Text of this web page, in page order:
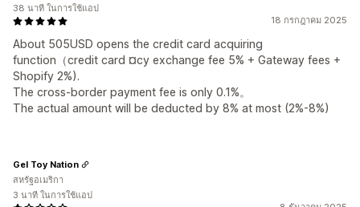
18 กรกฎาคม 2025
About 505USD opens the credit card acquiring
function（credit card ¤cy exchange fee 5% + Gateway fees +
Shopify 2%).
The cross-border payment fee is only 0.1%。
The actual amount will be deducted by 8% at most (2%-8%)
38 นาที ในการใช้แอป
Gel Toy Nation
สหรัฐอเมริกา
3 นาที ในการใช้แอป